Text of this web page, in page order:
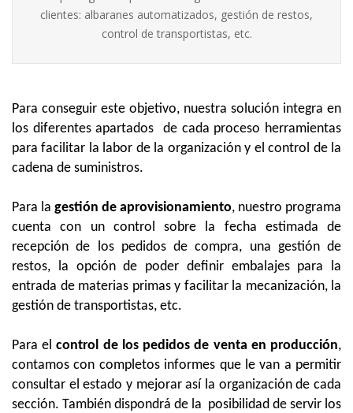
clientes: albaranes automatizados, gestión de restos,
control de transportistas, etc.
Para conseguir este objetivo, nuestra solución integra en
los diferentes apartados de cada proceso herramientas
para facilitar la labor de la organización y el control de la
cadena de suministros.
Para la gestión de aprovisionamiento, nuestro programa
cuenta con un control sobre la fecha estimada de
recepción de los pedidos de compra, una gestión de
restos, la opción de poder definir embalajes para la
entrada de materias primas y facilitar la mecanización, la
gestión de transportistas, etc.
Para elcontrol de los pedidos de venta en producción,
contamos con completos informes que le van a permitir
consultar el estado y mejorar así la organización de cada
sección. También dispondrá de la posibilidad de servir los